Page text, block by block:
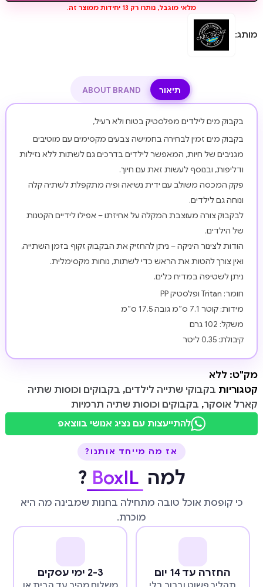
מלאי מוגבל, נותרו רק 13 יחידות ממוצר זה.
מותג:
תיאור ABOUT BRAND
בקבוק מים לילדים מפלסטיק בטוח ולא רעיל,
בקבוק מים זמין לבחירה בחמישה צבעים מקסימים עם מוטיבים
מגניבים של חיות, המאפשר לילדים בדרכים גם לשתות ללא נזילות
ודליפות, ובנוסף לעשות זאת עם חיוך.
פקק המכסה משולב עם ידית נשיאה ופיה מתקפלת לשתיה קלה
ונוחה גם לילדים.
לבקבוק צורה מעוצבת המקלה על אחיזתו – אפילו לידיים הקטנות
של הילדים.
הודות לצינור היניקה – ניתן להחזיק את הבקבוק זקוף בזמן השתייה,
ואין צורך להטות את הראש כדי לשתות, נוחות מקסימלית.
ניתן לשטיפה במדיח כלים.
חומר: Tritan ופלסטיק PP
מידות: קוטר 7.1 ס”מ גובה 17.5 ס”מ
משקל: 102 גרם
קיבולת: 0.35 ליטר
מק"ט: ללא
קטגוריות בקבוקי שתייה לילדים, בקבוקים וכוסות שתיה
קארל אוסקר, בקבוקים וכוסות שתיה תרמיות
להתייעצות עם נציג אנושי בווצאפ
אז מה מייחד אותנו?
למה BoxIL
?
כי קופסת אוכל טובה מתחילה בחנות שמבינה מה היא
מוכרת.
החזרה עד 14 יום 2-3 ימי עסקים